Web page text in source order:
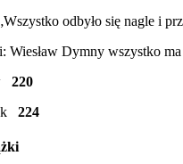
odbyło się nagle i
Wiesław Dymny wszystko
220
224